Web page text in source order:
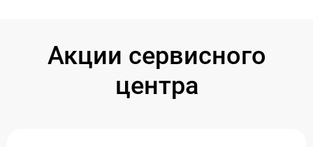
Акции сервисного
центра